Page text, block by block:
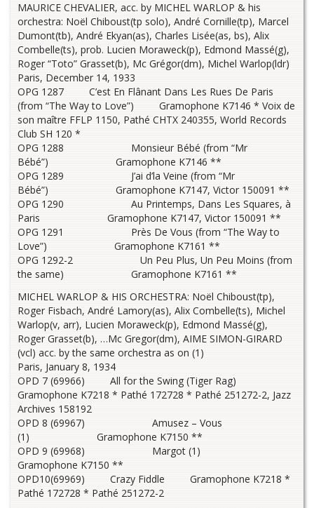
MAURICE CHEVALIER, acc. by MICHEL WARLOP & his
orchestra: Noël Chiboust(tp solo), André Cornille(tp), Marcel
Dumont(tb), André Ekyan(as), Charles Lisée(as, bs), Alix
Combelle(ts), prob. Lucien Moraweck(p), Edmond Massé(g),
Roger “Toto” Grasset(b), Mc Grégor(dm), Michel Warlop(ldr)
Paris, December 14, 1933
OPG 1287 C’est En Flânant Dans Les Rues De Paris
(from “The Way to Love”) Gramophone K7146 * Voix de
son maître FFLP 1150, Pathé CHTX 240355, World Records
Club SH 120 *
OPG 1288 Monsieur Bébé (from “Mr
Bébé”) Gramophone K7146 **
OPG 1289 J’ai d’la Veine (from “Mr
Bébé”) Gramophone K7147, Victor 150091 **
OPG 1290 Au Printemps, Dans Les Squares, à
Paris Gramophone K7147, Victor 150091 **
OPG 1291 Près De Vous (from “The Way to
Love”) Gramophone K7161 **
OPG 1292-2 Un Peu Plus, Un Peu Moins (from
the same) Gramophone K7161 **
MICHEL WARLOP & HIS ORCHESTRA: Noël Chiboust(tp),
Roger Fisbach, André Lamory(as), Alix Combelle(ts), Michel
Warlop(v, arr), Lucien Moraweck(p), Edmond Massé(g),
Roger Grasset(b), …Mc Gregor(dm), AIME SIMON-GIRARD
(vcl) acc. by the same orchestra as on (1)
Paris, January 8, 1934
OPD 7 (69966) All for the Swing (Tiger Rag)
Gramophone K7218 * Pathé 172728 * Pathé 251272-2, Jazz
Archives 158192
OPD 8 (69967) Amusez – Vous
(1) Gramophone K7150 **
OPD 9 (69968) Margot (1)
Gramophone K7150 **
OPD10(69969) Crazy Fiddle Gramophone K7218 *
Pathé 172728 * Pathé 251272-2